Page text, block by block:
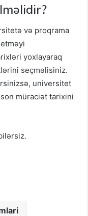
və proqrama
yoxlayaraq
seçməlisiniz.
universitet
müraciət tarixini